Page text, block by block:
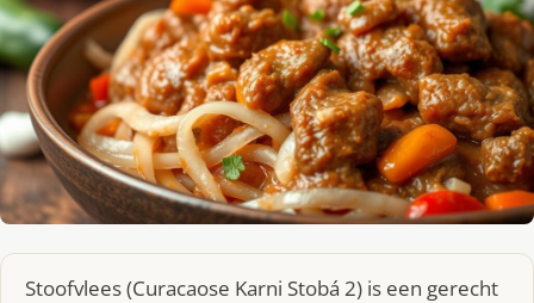
Stoofvlees (Curacaose Karni Stobá 2) is een gerecht